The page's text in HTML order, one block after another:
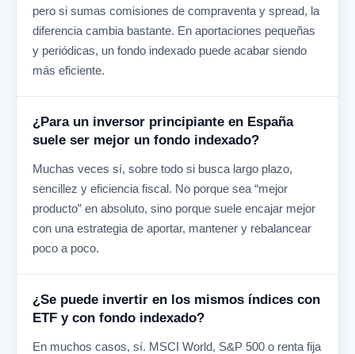
pero si sumas comisiones de compraventa y spread, la
diferencia cambia bastante. En aportaciones pequeñas
y periódicas, un fondo indexado puede acabar siendo
más eficiente.
¿Para un inversor principiante en España
suele ser mejor un fondo indexado?
Muchas veces sí, sobre todo si busca largo plazo,
sencillez y eficiencia fiscal. No porque sea “mejor
producto” en absoluto, sino porque suele encajar mejor
con una estrategia de aportar, mantener y rebalancear
poco a poco.
¿Se puede invertir en los mismos índices con
ETF y con fondo indexado?
En muchos casos, sí. MSCI World, S&P 500 o renta fija